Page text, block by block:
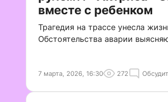
вместе с ребенком
Трагедия на трассе унесла
Обстоятельства аварии
7 марта, 2026, 16:30 272